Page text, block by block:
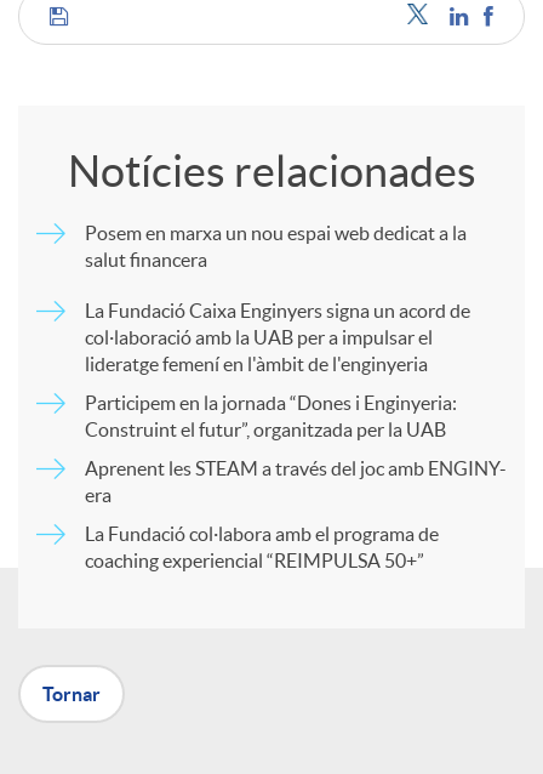
C
r
Notícies relacionades
Posem en marxa un nou espai web dedicat a la
salut financera
La Fundació Caixa Enginyers signa un acord de
col·laboració amb la UAB per a impulsar el
lideratge femení en l'àmbit de l'enginyeria
Participem en la jornada “Dones i Enginyeria:
Construint el futur”, organitzada per la UAB
Aprenent les STEAM a través del joc amb ENGINY-
era
La Fundació col·labora amb el programa de
coaching experiencial “REIMPULSA 50+”
Tornar